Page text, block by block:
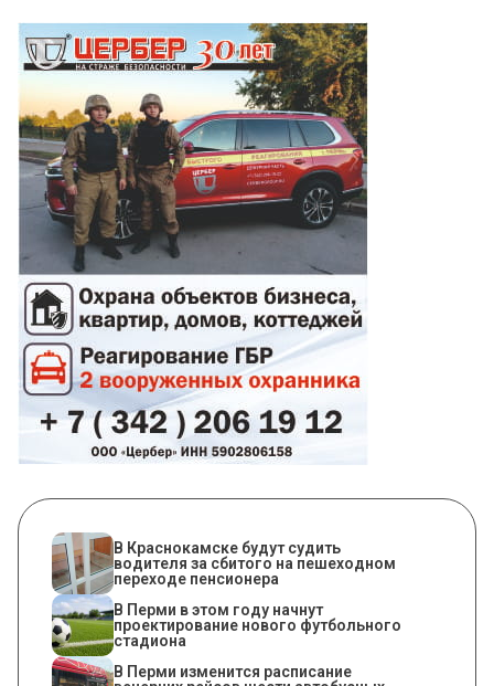
В Краснокамске будут судить
водителя за сбитого на пешеходном
переходе пенсионера
В Перми в этом году начнут
проектирование нового футбольного
стадиона
​В Перми изменится расписание